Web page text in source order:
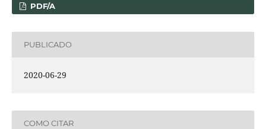
PDF/A
PUBLICADO
2020-06-29
COMO CITAR